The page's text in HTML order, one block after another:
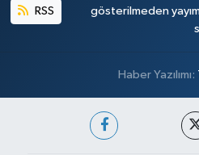
RSS
gösterilmeden
Haber Yazılımı: